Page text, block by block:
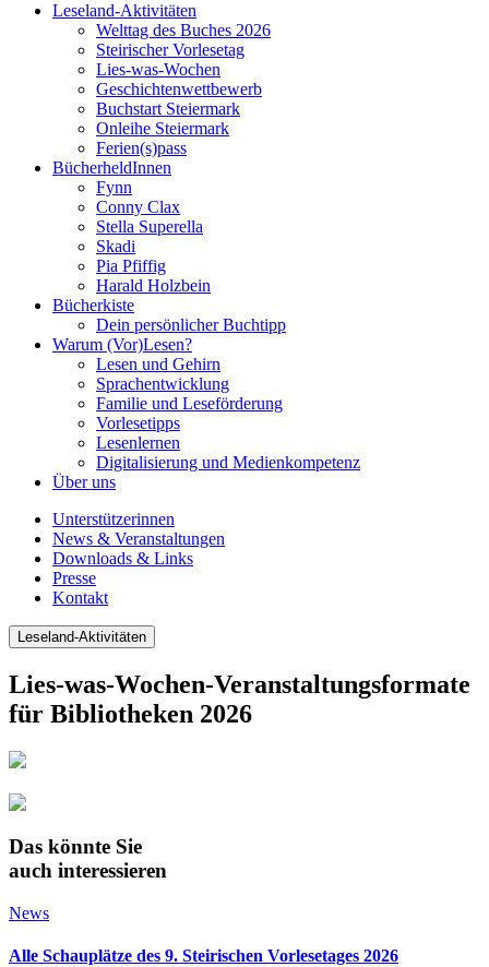
Leseland-Aktivitäten
Welttag des Buches 2026
Steirischer Vorlesetag
Lies-was-Wochen
Geschichtenwettbewerb
Buchstart Steiermark
Onleihe Steiermark
Ferien(s)pass
BücherheldInnen
Fynn
Conny Clax
Stella Superella
Skadi
Pia Pfiffig
Harald Holzbein
Bücherkiste
Dein persönlicher Buchtipp
Warum (Vor)Lesen?
Lesen und Gehirn
Sprachentwicklung
Familie und Leseförderung
Vorlesetipps
Lesenlernen
Digitalisierung und Medienkompetenz
Über uns
Unterstützerinnen
News & Veranstaltungen
Downloads & Links
Presse
Kontakt
Leseland-Aktivitäten
Lies-was-Wochen-Veranstaltungsformate
für Bibliotheken 2026
Das könnte Sie
auch interessieren
News
Alle Schauplätze des 9. Steirischen Vorlesetages 2026